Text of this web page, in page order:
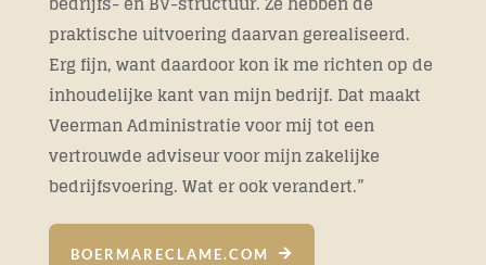
praktische uitvoering daarvan gerealiseerd.
Erg fijn, want daardoor kon ik me richten op de
inhoudelijke kant van mijn bedrijf. Dat maakt
Veerman Administratie voor mij tot een
vertrouwde adviseur voor mijn zakelijke
bedrijfsvoering. Wat er ook verandert.”
BOERMARECLAME.COM